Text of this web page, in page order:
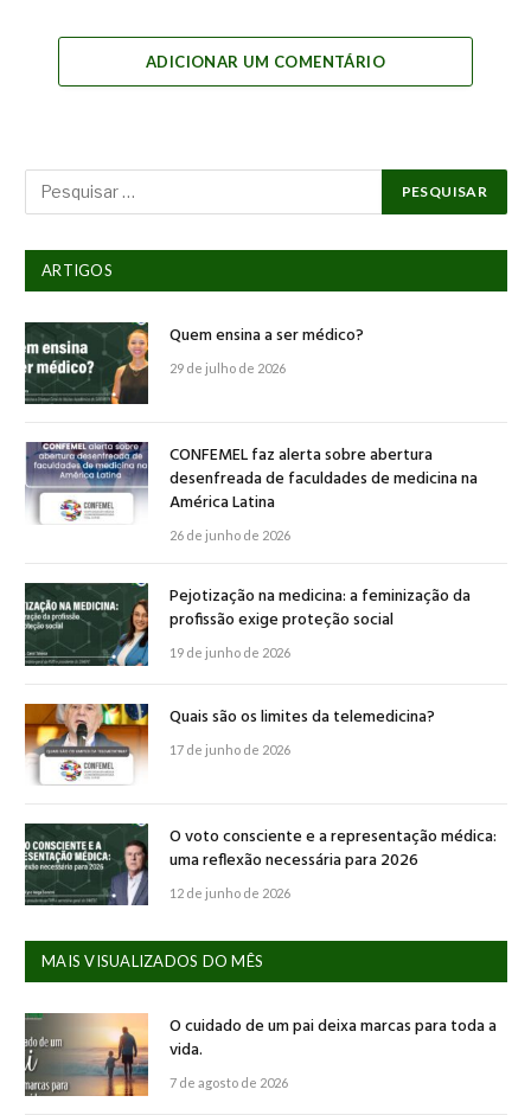
ADICIONAR UM COMENTÁRIO
ARTIGOS
Quem ensina a ser médico?
29 de julho de 2026
CONFEMEL faz alerta sobre abertura
desenfreada de faculdades de medicina na
América Latina
26 de junho de 2026
Pejotização na medicina: a feminização da
profissão exige proteção social
19 de junho de 2026
Quais são os limites da telemedicina?
17 de junho de 2026
O voto consciente e a representação médica:
uma reflexão necessária para 2026
12 de junho de 2026
MAIS VISUALIZADOS DO MÊS
O cuidado de um pai deixa marcas para toda a
vida.
7 de agosto de 2026